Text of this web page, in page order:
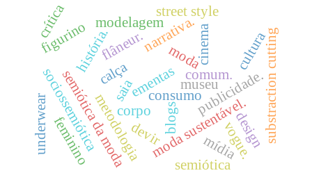
ementas
moda
história.
consumo
cinema
narrativa.
saia
calça
semiótica da moda
sociossemiótica publicidade.substraction cutting
modelagem
metodologiamoda sustentável.design
corpo
feminino vogue.
mídia
blogs
street style
flâneur. cultura
devir
figurino
semiótica
crítica
museu
comum.
underwear